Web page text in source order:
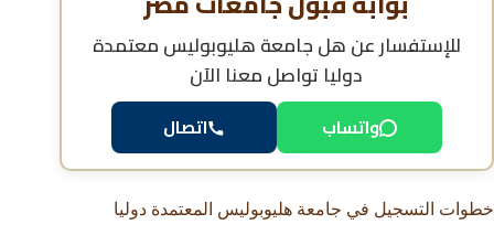
للإستفسار عنهل جامعة هليوبوليس معتمدة
دوليا تواصل معنا الآن
واتساب اتصال
خطوات التسجيل في جامعة هليوبوليس المعتمدة دوليا